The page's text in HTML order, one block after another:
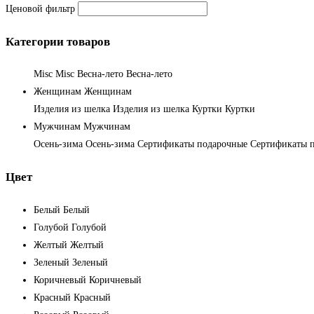
Ценовой фильтр
Категории товаров
Misc Misc Весна-лето Весна-лето
Женщинам Женщинам
Изделия из шелка Изделия из шелка Куртки Куртки
Мужчинам Мужчинам
Осень-зима Осень-зима Сертификаты подарочные Сертификаты
Цвет
Белый Белый
Голубой Голубой
Желтый Желтый
Зеленый Зеленый
Коричневый Коричневый
Красный Красный